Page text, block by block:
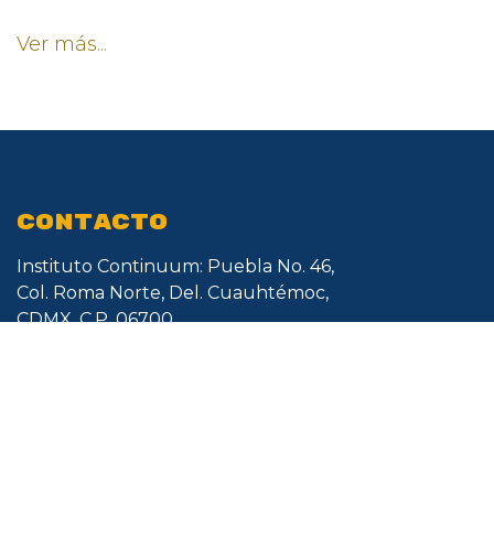
Ver más...
CONTACTO
Instituto Continuum: Puebla No. 46,
Col. Roma Norte, Del. Cuauhtémoc,
CDMX. C.P. 06700